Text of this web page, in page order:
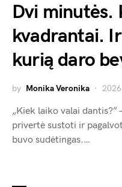
Dvi minutės.
kvadrantai.
kurią daro
by Monika Veronika
„Kiek laiko valai
privertė sustoti ir
buvo sudėtingas.…